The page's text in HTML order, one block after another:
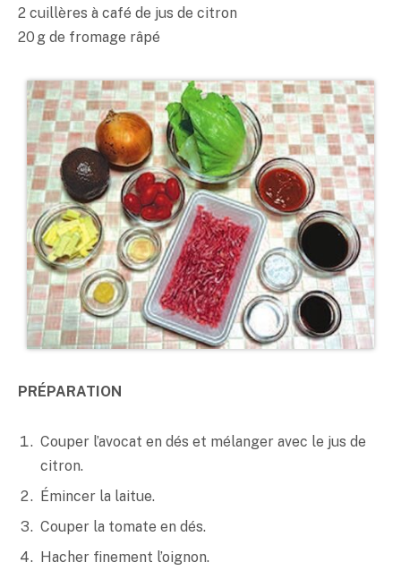
2 cuillères à café de jus de citron
20 g de fromage râpé
PRÉPARATION
Couper l’avocat en dés et mélanger avec le jus de
citron.
Émincer la laitue.
Couper la tomate en dés.
Hacher finement l’oignon.